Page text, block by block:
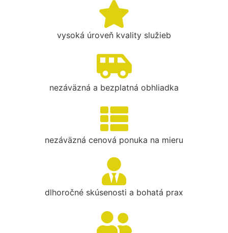
vysoká úroveň kvality služieb
nezáväzná a bezplatná obhliadka
nezáväzná cenová ponuka na mieru
dlhoročné skúsenosti a bohatá prax